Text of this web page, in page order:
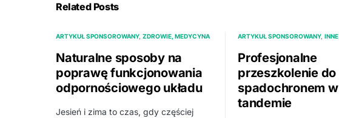
Related Posts
ARTYKUŁ SPONSOROWANY ZDROWIE, MEDYCYNA
Naturalne sposoby na
poprawę funkcjonowania
odpornościowego układu
Jesień i zima to czas, gdy częściej
ARTYKUŁ SPONSOROWANY INNE
Profesjonalne
przeszkolenie
spadochronem w
tandemie